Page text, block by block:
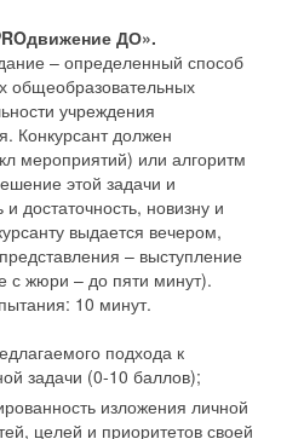
ДО».
– определенный способ
общеобразовательных
учреждения
Конкурсант должен
мероприятий) или алгоритм
этой задачи и
достаточность, новизну и
выдается вечером,
– выступление
с жюри – до пяти минут).
10 минут.
подхода к
задачи (0-10 баллов);
изложения личной
целей и приоритетов своей